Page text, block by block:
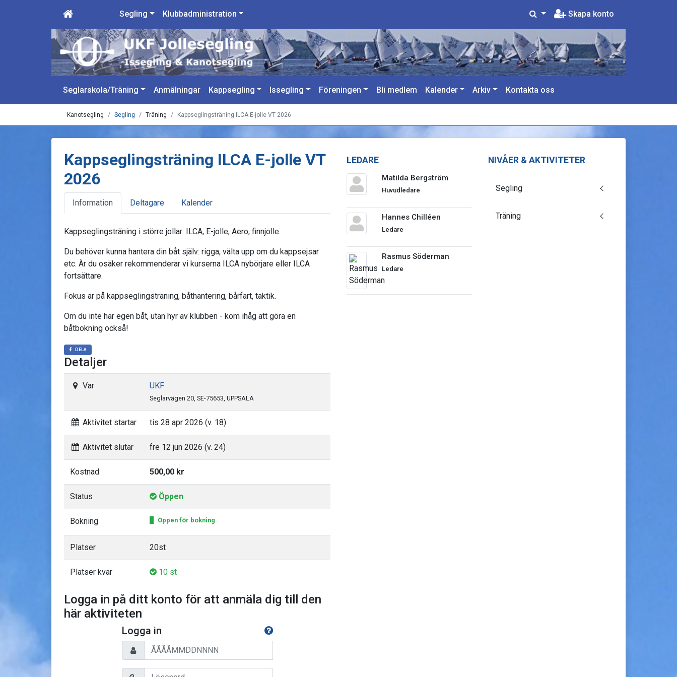
Segling Klubbadministration Skapa konto
Seglarskola/Träning Anmälningar Kappsegling Issegling Föreningen Bli medlem Kalender Arkiv Kontakta oss
Kanotsegling Segling Träning Kappseglingsträning ILCA E-jolle VT 2026
LEDARE
Matilda Bergström
Huvudledare
Hannes Chilléen
Ledare
Rasmus Söderman
Ledare
Kappseglingsträning ILCA E-jolle VT
2026
Information Deltagare Kalender
Kappseglingsträning i större jollar: ILCA, E-jolle, Aero, finnjolle.
Du behöver kunna hantera din båt själv: rigga, välta upp om du kappsejsar
etc. Är du osäker rekommenderar vi kurserna ILCA nybörjare eller ILCA
fortsättare.
Fokus är på kappseglingsträning, båthantering, bårfart, taktik.
Om du inte har egen båt, utan hyr av klubben - kom ihåg att göra en
båtbokning också!
DELA
Detaljer
Var UKF
Seglarvägen 20, SE-75653, UPPSALA
Aktivitet startar tis 28 apr 2026 (v. 18)
Aktivitet slutar fre 12 jun 2026 (v. 24)
Kostnad 500,00 kr
Status Öppen
Bokning Öppen för bokning
Platser 20st
Platser kvar 10 st
Logga in på ditt konto för att anmäla dig till den
här aktiviteten
Logga in
Personnummer
Lösenord
NIVÅER & AKTIVITETER
Segling
Träning